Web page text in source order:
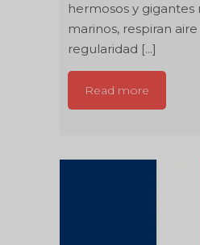
hermosos y
marinos, respiran
regularidad [...]
Read more